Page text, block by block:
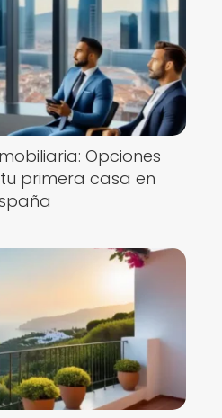
Opciones
primera casa en